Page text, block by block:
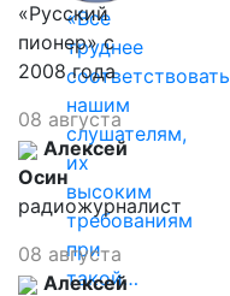
«Все
труднее
соответствовать
нашим
слушателям,
их
высоким
требованиям
при
такой…
«Русский
пионер» с
2008 года
08 августа
Алексей
Осин
радиожурналист
08 августа
Алексей